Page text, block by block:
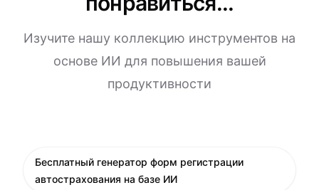
Изучите нашу коллекцию инструментов на
основе ИИ для повышения вашей
продуктивности
Бесплатный генератор форм регистрации
автострахования на базе ИИ